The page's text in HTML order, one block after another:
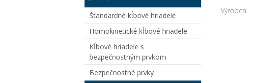
Výrobca:
Štandardné kĺbové hriadele
Homokinetické kĺbové hriadele
Kĺbové hriadele s
bezpečnostným prvkom
Bezpečnostné prvky